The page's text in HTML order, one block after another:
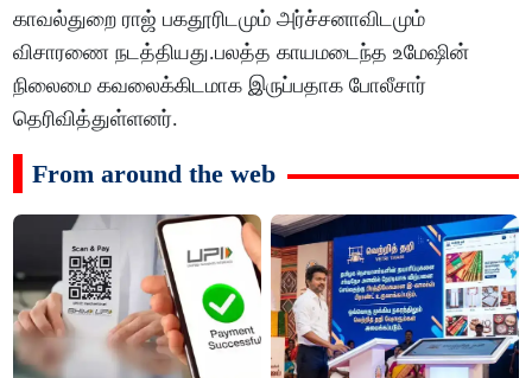
காவல்துறை ராஜ் பகதூரிடமும் அர்ச்சனாவிடமும்
விசாரணை நடத்தியது.பலத்த காயமடைந்த உமேஷின்
நிலைமை கவலைக்கிடமாக இருப்பதாக போலீசார்
தெரிவித்துள்ளனர்.
From around the web